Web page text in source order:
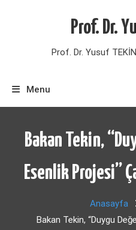
Prof. Dr.
Prof. Dr. Yusuf
Menu
Bakan Tekin,
Esenlik Projesi”
Anasayfa
Bakan Tekin, “Duygu